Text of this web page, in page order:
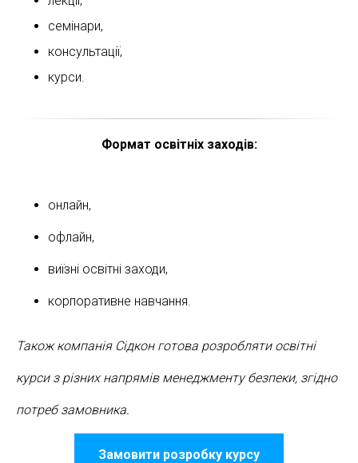
семінари,
консультації,
курси.
Формат освітніх заходів:
онлайн,
офлайн,
виїзні освітні заходи,
корпоративне навчання.
Також компанія Сідкон готова розробляти освітні
курси з різних напрямів менеджменту безпеки, згідно
потреб замовника.
Замовити розробку курсу